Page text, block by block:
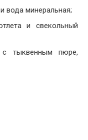
вода минеральная;
и свекольный
тыквенным пюре,